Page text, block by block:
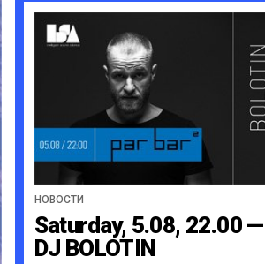
НОВОСТИ
Saturday, 5.08, 22.00 —
DJ BOLOTIN